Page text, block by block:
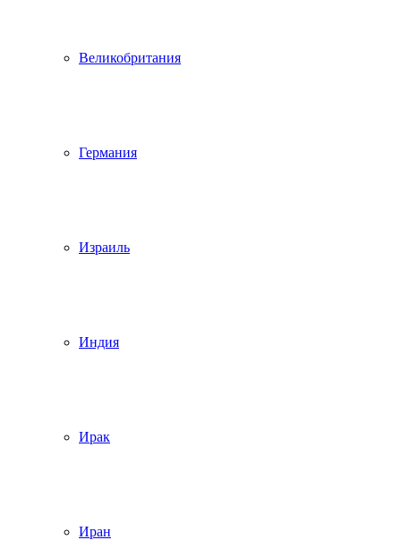
Великобритания
Германия
Израиль
Индия
Ирак
Иран